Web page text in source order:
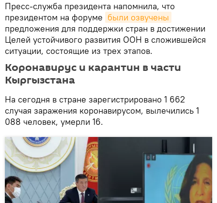
Пресс-служба президента напомнила, что
президентом на форуме были озвучены
предложения для поддержки стран в достижении
Целей устойчивого развития ООН в сложившейся
ситуации, состоящие из трех этапов.
Коронавирус и карантин в части
Кыргызстана
На сегодня в стране зарегистрировано 1 662
случая заражения коронавирусом, вылечились 1
088 человек, умерли 16.